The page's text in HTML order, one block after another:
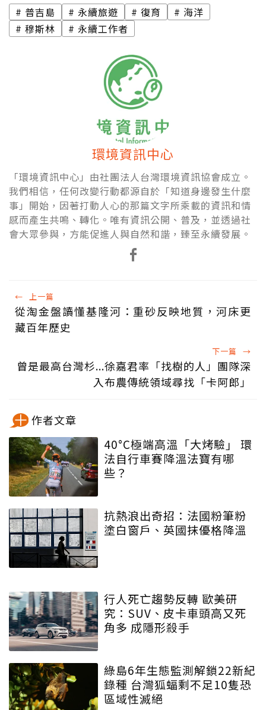
普吉島 永續旅遊 復育
海洋
穆斯林
永續工作者
環境資訊中心
「環境資訊中心」由社團法人台灣環境資訊協會成立。
我們相信，任何改變行動都源自於「知道身邊發生什麼
事」開始，因著打動人心的那篇文字所乘載的資訊和情
感而產生共鳴、轉化。唯有資訊公開、普及，並透過社
會大眾參與，方能促進人與自然和諧，臻至永續發展。
← 上一篇
從淘金盤讀懂基隆河：重砂反映地質，河床更
藏百年歷史
下一篇 →
曾是最高台灣杉...徐嘉君率「找樹的人」團隊深
入布農傳統領域尋找「卡阿郎」
作者文章
40°C極端高溫「大烤驗」 環
法自行車賽降溫法寶有哪
些？
抗熱浪出奇招：法國粉筆粉
塗白窗戶、英國抹優格降溫
行人死亡趨勢反轉 歐美研
究：SUV、皮卡車頭高又死
角多 成隱形殺手
綠島6年生態監測解鎖22新紀
錄種 台灣狐蝠剩不足10隻恐
區域性滅絕